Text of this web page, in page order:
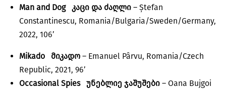
Man and Dogკაცი და ძაღლი – Ștefan
Constantinescu, Romania/Bulgaria/Sweden/Germany,
2022, 106’
Mikado მიკადო – Emanuel Pârvu, Romania/Czech
Republic, 2021, 96’
Occasional Spiesუნებლიე ჯაშუშები – Oana Bujgoi